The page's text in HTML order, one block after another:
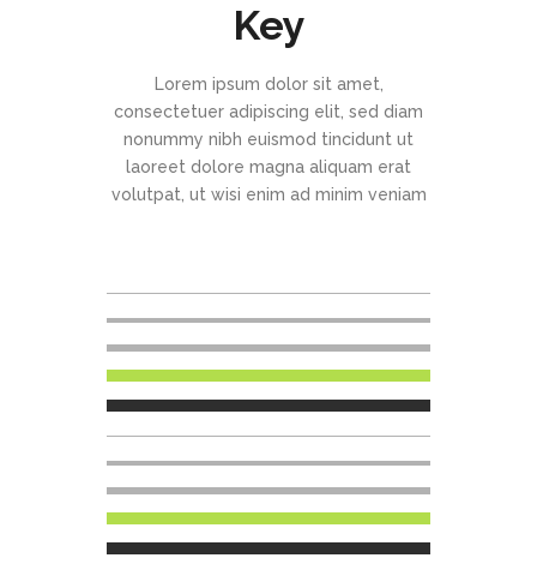
Key
Lorem ipsum dolor sit amet,
consectetuer adipiscing elit, sed diam
nonummy nibh euismod tincidunt ut
laoreet dolore magna aliquam erat
volutpat, ut wisi enim ad minim veniam